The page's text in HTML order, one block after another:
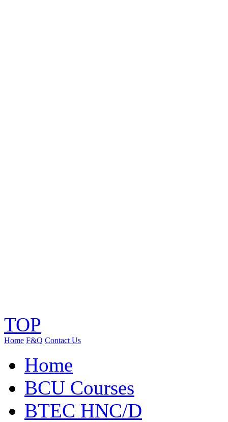
TOP
Home F&Q Contact Us
Home
BCU Courses
BTEC HNC/D